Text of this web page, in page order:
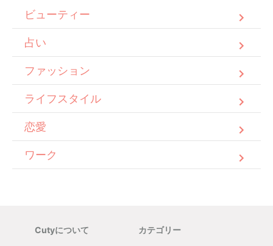
ビューティー
占い
ファッション
ライフスタイル
恋愛
ワーク
Cutyについて カテゴリー